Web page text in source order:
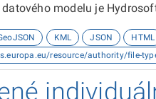
modelu je
S-JTSK.
KML JSON
HTML
resource/authority/file-